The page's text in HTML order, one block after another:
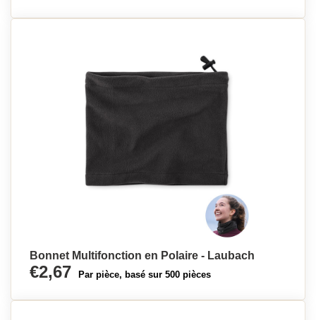
Bonnet Multifonction en Polaire - Laubach
€2,67 Par pièce, basé sur 500 pièces